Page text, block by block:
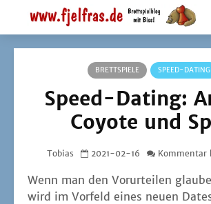
BRETTSPIELE SPEED-DATING
Speed-Dating:
Coyote und
Tobias 2021-02-16 Kommentar
Wenn man den Vor­ur­tei­len
wird im Vor­feld eines neu­en